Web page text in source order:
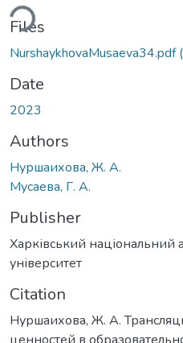
Files
NurshaykhovaMusaeva34.pdf
Date
2023
Authors
Нуршаихова, Ж. А.
Мусаева, Г. А.
Publisher
Харківський національний
університет
Citation
Нуршаихова, Ж. А.